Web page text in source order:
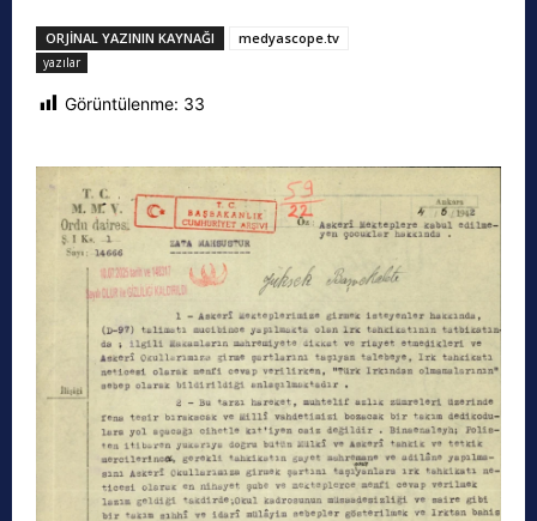
ORJINAL YAZININ KAYNAĞI medyascope.tv
yazılar
Görüntülenme: 33